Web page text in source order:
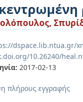
dspace.lib.ntua.gr/
10.26240/
2017-02-13
πλήρους εγγραφής